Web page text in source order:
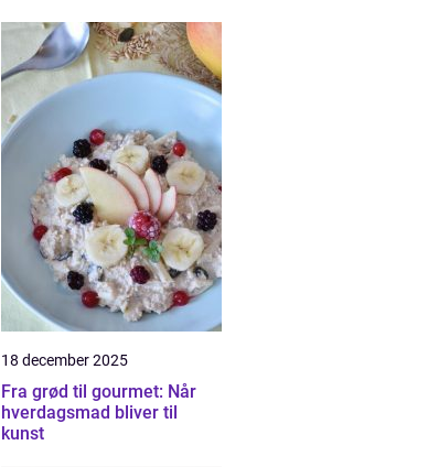
18 december 2025
Fra grød til gourmet: Når
hverdagsmad bliver til
kunst